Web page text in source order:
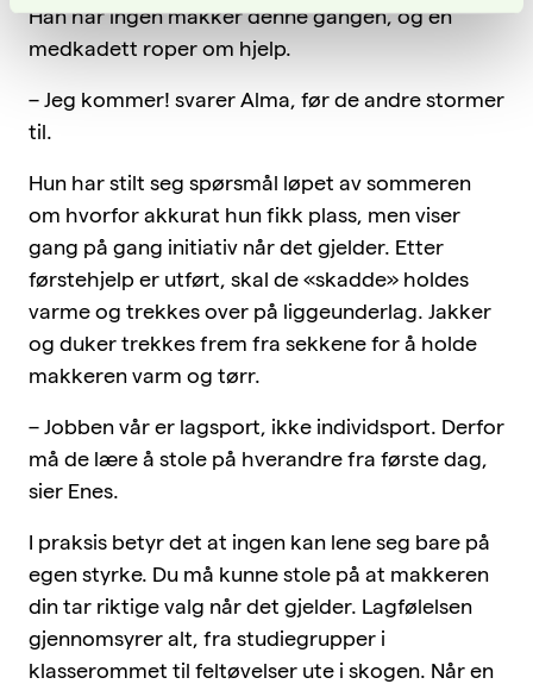
Han har ingen makker denne gangen, og en
medkadett roper om hjelp.
– Jeg kommer! svarer Alma, før de andre stormer
til.
Hun har stilt seg spørsmål løpet av sommeren
om hvorfor akkurat hun fikk plass, men viser
gang på gang initiativ når det gjelder. Etter
førstehjelp er utført, skal de «skadde» holdes
varme og trekkes over på liggeunderlag. Jakker
og duker trekkes frem fra sekkene for å holde
makkeren varm og tørr.
– Jobben vår er lagsport, ikke individsport. Derfor
må de lære å stole på hverandre fra første dag,
sier Enes.
I praksis betyr det at ingen kan lene seg bare på
egen styrke. Du må kunne stole på at makkeren
din tar riktige valg når det gjelder. Lagfølelsen
gjennomsyrer alt, fra studiegrupper i
klasserommet til feltøvelser ute i skogen. Når en